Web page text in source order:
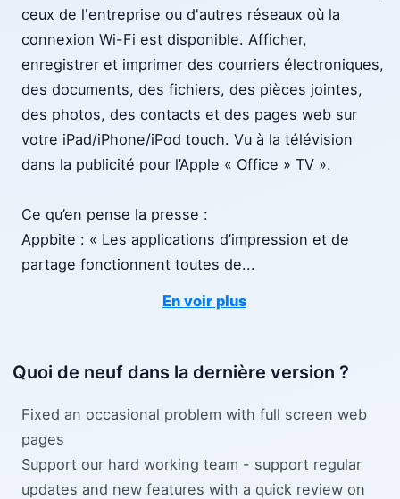
ceux de l'entreprise ou d'autres réseaux où la
connexion Wi-Fi est disponible. Afficher,
enregistrer et imprimer des courriers électroniques,
des documents, des fichiers, des pièces jointes,
des photos, des contacts et des pages web sur
votre iPad/iPhone/iPod touch. Vu à la télévision
dans la publicité pour l’Apple « Office » TV ».
Ce qu’en pense la presse :
Appbite : « Les applications d’impression et de
partage fonctionnent toutes de...
En voir plus
Quoi de neuf dans la dernière version ?
Fixed an occasional problem with full screen web
pages
Support our hard working team - support regular
updates and new features with a quick review on